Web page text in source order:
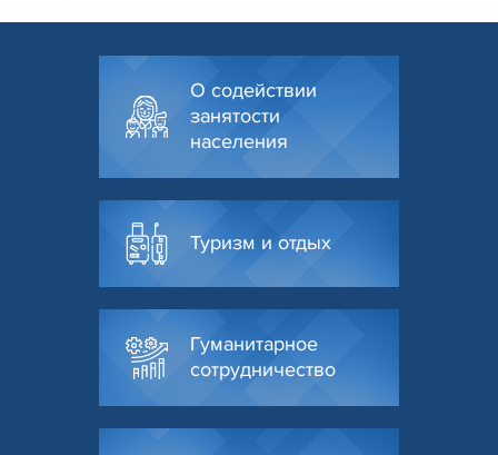
О содействии
занятости
населения
Туризм и отдых
Гуманитарное
сотрудничество